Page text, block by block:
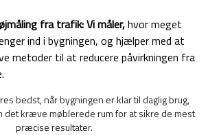
fra trafik: Vi måler,hvor meget
ind i bygningen, og hjælper med at
metoder til at reducere påvirkningen fra
bedst, når bygningen er klar til daglig brug,
det kræve møblerede rum for at sikre de mest
præcise resultater.